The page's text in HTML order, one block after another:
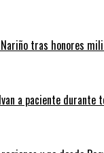
Nariño tras honores
a paciente durante